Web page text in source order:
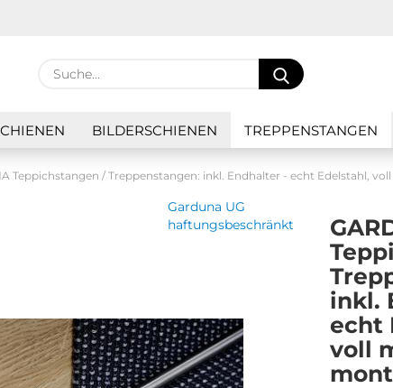
Lieferland
Konto
Suche...
BILDERSCHIENEN TREPPENSTANGEN
Teppichstangen / Treppenstangen: inkl. Endhalter - echt Edelstahl,
Garduna UG
haftungsbeschränkt
inkl.
echt
voll